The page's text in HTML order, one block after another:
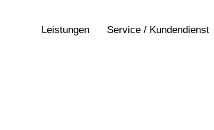
Leistungen Service / Kundendienst